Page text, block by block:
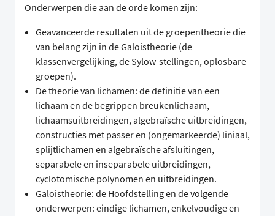
Onderwerpen die aan de orde komen zijn:
Geavanceerde resultaten uit de groepentheorie die
van belang zijn in de Galoistheorie (de
klassenvergelijking, de Sylow-stellingen, oplosbare
groepen).
De theorie van lichamen: de definitie van een
lichaam en de begrippen breukenlichaam,
lichaamsuitbreidingen, algebraïsche uitbreidingen,
constructies met passer en (ongemarkeerde) liniaal,
splijtlichamen en algebraïsche afsluitingen,
separabele en inseparabele uitbreidingen,
cyclotomische polynomen en uitbreidingen.
Galoistheorie: de Hoofdstelling en de volgende
onderwerpen: eindige lichamen, enkelvoudige en